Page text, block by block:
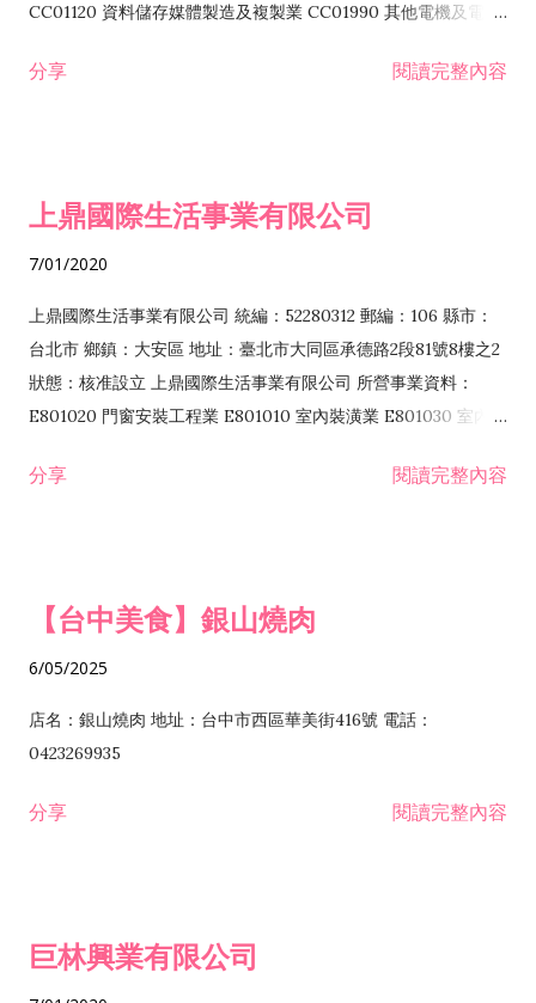
CC01120 資料儲存媒體製造及複製業 CC01990 其他電機及電子
CC01050 資料儲存及處理設備製造業 CC01060 有線通信機械器
腦及事務性機器設備批發業 F113070 電信器材批發業 F118010
業 F218010 資訊軟體零售業 F219010 電子材料零售業 F399990
其他綜合零售業 F399040 無店面零售業 F401010 國際貿易業
F601010 智慧財產權業 G801010 倉儲業 I102010 投資顧問業
I103060 管理顧問業 I199990 其他顧問服務業 I105010 藝術品
I301030 電子資訊供應服務業 I401010 一般廣告服務業 I501010
務業 J399010 軟體出版業 J601010 藝文服務業 J602010 演藝活
器及電子產品修理業 JB01010 會議及展覽服務業 JD01010 工商
徵信服務業 JE01010 租賃業 E801010 室內裝潢業 E603010 電
纜安裝工程業 EZ05010 儀器、儀表安裝工程業 F102030 菸酒批
分享 閱讀完整內容
上鼎國際生活事業有限公司
7/01/2020
上鼎國際生活事業有限公司 統編：52280312 郵編：106 縣市：
台北市 鄉鎮：大安區 地址：臺北市大同區承德路2段81號8樓之2
狀態：核准設立 上鼎國際生活事業有限公司 所營事業資料：
E801020 門窗安裝工程業 E801010 室內裝潢業 E801030 室內輕
安裝工程業 F206020 日常用品零售業 F206040 水器材料零售業
H701010 住宅及大樓開發租售業 H701020 工業廠房開發租售業
護業 H702010 建築經理業 H703090 不動產買賣業 H703100 不
動產租賃業 I103060 管理顧問業 I199990 其他顧問服務業
資訊供應服務業 IF01010 消防安全設備檢修業 JZ99050 仲介服
用品零售業 F215010 首飾及貴金屬零售業 F399040 無店面零售
分享 閱讀完整內容
【台中美食】銀山燒肉
6/05/2025
店名：銀山燒肉 地址：台中市西區華美街416號 電話：
0423269935
分享 閱讀完整內容
巨林興業有限公司